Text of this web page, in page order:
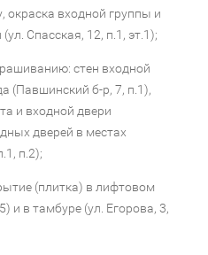
окраска входной группы и
Спасская, 12, п.1, эт.1);
стен входной
(Павшинский б-р, 7, п.1),
и входной двери
дверей в местах
п.2);
(плитка) в лифтовом
и в тамбуре (ул. Егорова, 3,